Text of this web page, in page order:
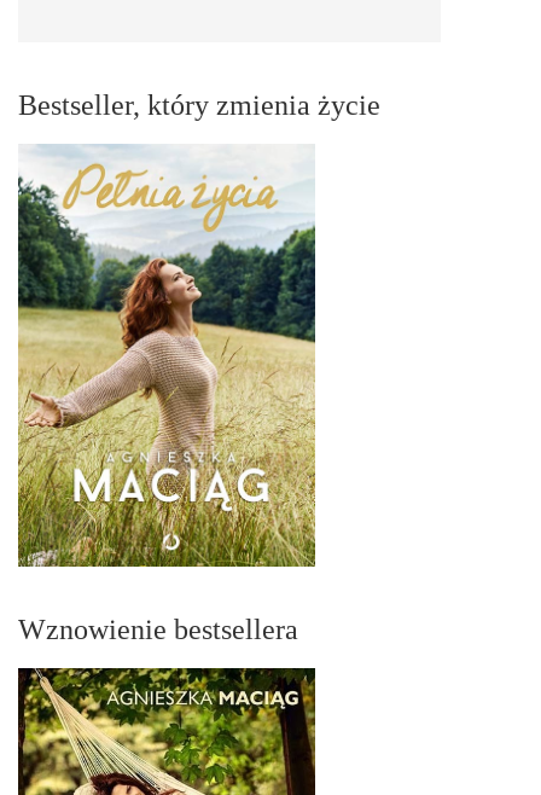
Bestseller, który zmienia życie
Wznowienie bestsellera